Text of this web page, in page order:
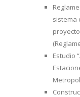
sistema
Estudio